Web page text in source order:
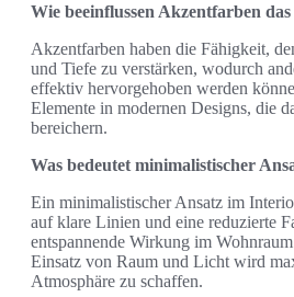
Wie beeinflussen Akzentfarben das
Akzentfarben haben die Fähigkeit,
und Tiefe zu verstärken, wodurch
effektiv hervorgehoben werden
Elemente in modernen Designs, die
bereichern.
Was bedeutet minimalistischer
Ein minimalistischer Ansatz im
auf klare Linien und eine reduzierte
entspannende Wirkung im
Einsatz von Raum und Licht wird
Atmosphäre zu schaffen.